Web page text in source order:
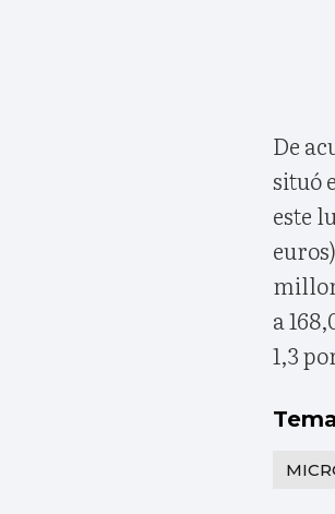
De
situó
este
a
1,3